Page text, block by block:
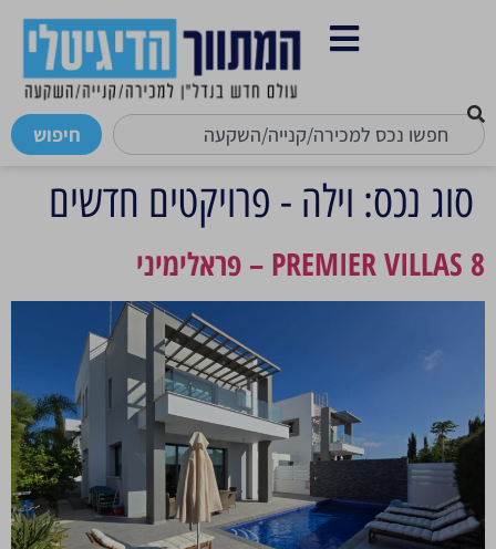
חיפוש
סוג נכס: וילה - פרויקטים חדשים
PREMIER VILLAS 8 – פראלימיני